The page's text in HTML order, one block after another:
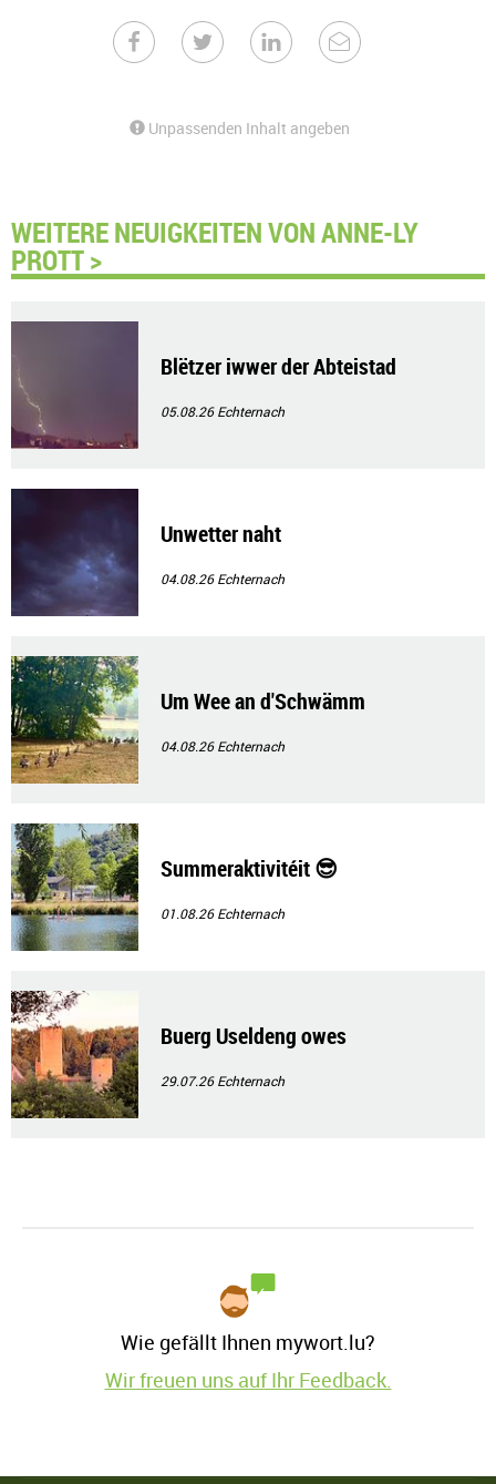
Unpassenden Inhalt angeben
WEITERE NEUIGKEITEN VON ANNE-LY
PROTT >
Blëtzer iwwer der Abteistad
05.08.26Echternach
Unwetter naht
04.08.26Echternach
Um Wee an d'Schwämm
04.08.26Echternach
Summeraktivitéit 😎
01.08.26Echternach
Buerg Useldeng owes
29.07.26Echternach
Wie gefällt Ihnen mywort.lu?
Wir freuen uns auf Ihr Feedback.